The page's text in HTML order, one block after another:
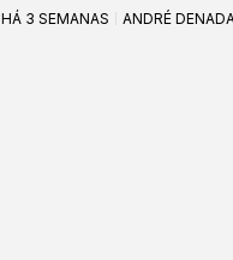
HÁ 3 SEMANAS ANDRÉ